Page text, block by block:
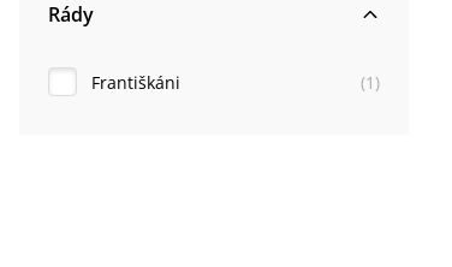
Rády
Františkáni (1 )